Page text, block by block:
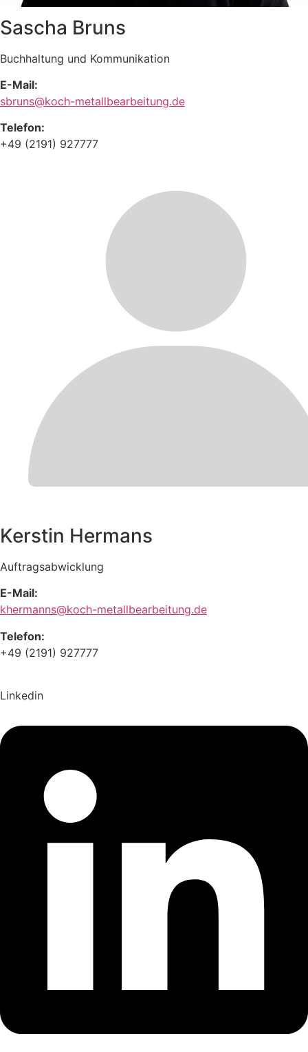
Sascha Bruns
Buchhaltung und Kommunikation
E-Mail:
sbruns@koch-metallbearbeitung.de
Telefon:
+49 (2191) 927777
Kerstin Hermans
Auftragsabwicklung
E-Mail:
khermanns@koch-metallbearbeitung.de
Telefon:
+49 (2191) 927777
Linkedin